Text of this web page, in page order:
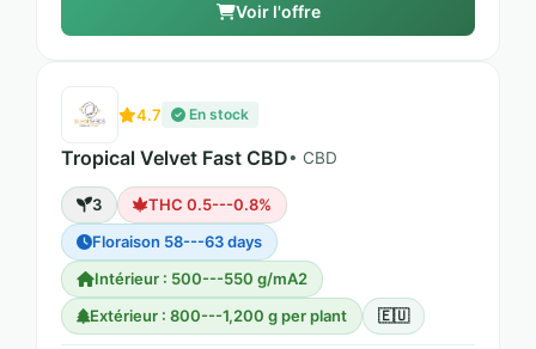
Voir l'offre
4.7 En stock
Tropical Velvet Fast CBD• CBD
3
THC 0.5---0.8%
Floraison 58---63 days
Intérieur : 500---550 g/mA2
Extérieur : 800---1,200 g per plant
🇪🇺